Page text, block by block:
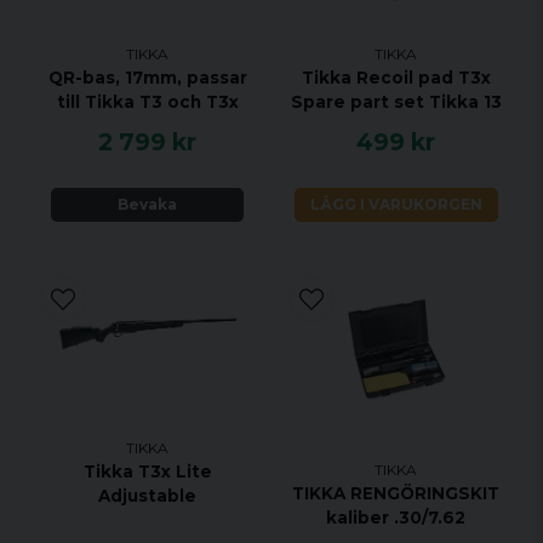
TIKKA
QR-bas, 17mm, passar
till Tikka T3 och T3x
2 799 kr
Bevaka
TIKKA
Tikka Recoil pad T3x
Spare part set Tikka 13
499 kr
LÄGG I VARUKORGEN
TIKKA
Tikka T3x Lite
Adjustable
TIKKA
TIKKA RENGÖRINGSKIT
kaliber .30/7.62
https://choose.tikka.fi/global/group/tikka/t3x-
hunter?
KALIBER 6.5x55 SE
TOTAL LÄNGD 1082 MM
PIPLÄNGD 570 MM
UTLÖSARE ENSTEGS TRIGGER
MATERIAL ROSTFRITT STÅL